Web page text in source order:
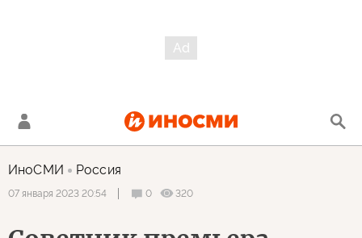
ИноСМИ Россия
07 января 2023 20:54 0 320